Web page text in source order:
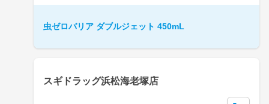
虫ゼロバリア ダブルジェット 450mL
スギドラッグ浜松海老塚店